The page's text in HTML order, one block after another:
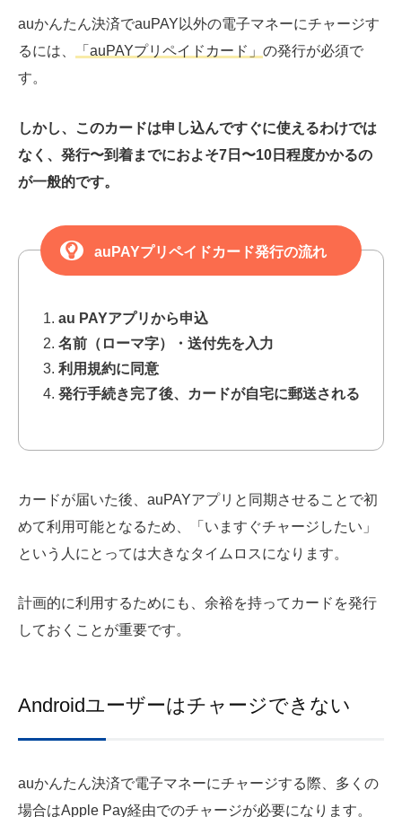
auかんたん決済でauPAY以外の電子マネーにチャージす
るには、
「auPAYプリペイドカード」 の発行が必須で
す。
しかし、このカードは申し込んですぐに使えるわけでは
なく、発行〜到着までにおよそ7日〜10日程度かかるの
が一般的です。
auPAYプリペイドカード発行の流れ
au PAYアプリから申込
名前（ローマ字）・送付先を入力
利用規約に同意
発行手続き完了後、カードが自宅に郵送される
カードが届いた後、auPAYアプリと同期させることで初
めて利用可能となるため、「いますぐチャージしたい」
という人にとっては大きなタイムロスになります。
計画的に利用するためにも、余裕を持ってカードを発行
しておくことが重要です。
Androidユーザーはチャージできない
auかんたん決済で電子マネーにチャージする際、多くの
場合はApple Pay経由でのチャージが必要になります。